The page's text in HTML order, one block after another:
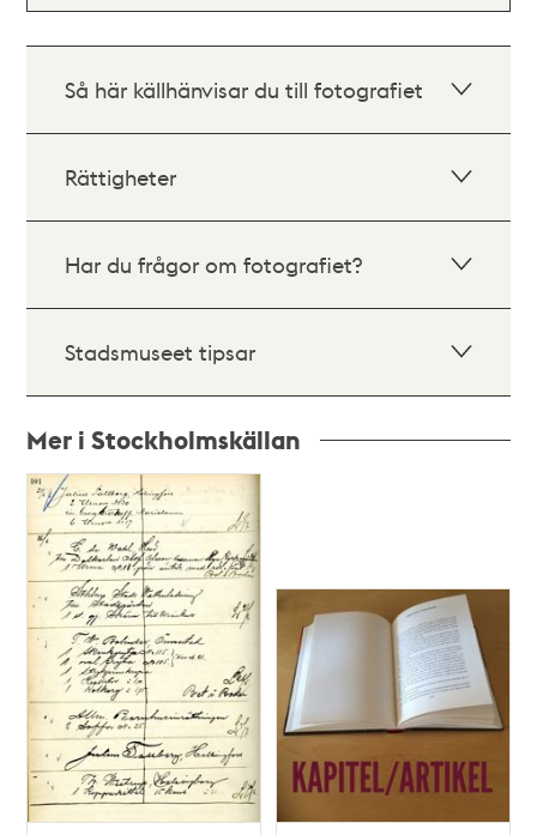
Så här källhänvisar du till fotografiet
Rättigheter
Har du frågor om fotografiet?
Stadsmuseet tipsar
Mer i Stockholmskällan
Relaterade
poster
och
teman